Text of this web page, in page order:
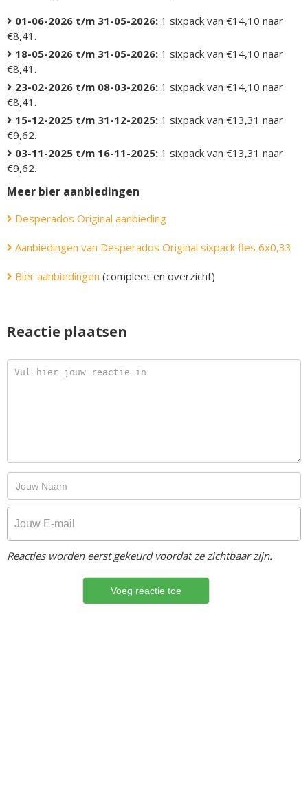
01-06-2026 t/m 31-05-2026: 1 sixpack van €14,10 naar
€8,41.
18-05-2026 t/m 31-05-2026: 1 sixpack van €14,10 naar
€8,41.
23-02-2026 t/m 08-03-2026: 1 sixpack van €14,10 naar
€8,41.
15-12-2025 t/m 31-12-2025: 1 sixpack van €13,31 naar
€9,62.
03-11-2025 t/m 16-11-2025: 1 sixpack van €13,31 naar
€9,62.
Meer bier aanbiedingen
Desperados Original aanbieding
Aanbiedingen van Desperados Original sixpack fles 6x0,33
Bier aanbiedingen (compleet en overzicht)
Reactie plaatsen
Reacties worden eerst gekeurd voordat ze zichtbaar zijn.